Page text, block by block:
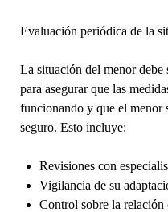
Evaluación periódica de la
La situación del menor debe
para asegurar que las
funcionando y que el menor
seguro. Esto incluye:
Revisiones con
Vigilancia de su
Control sobre la relación